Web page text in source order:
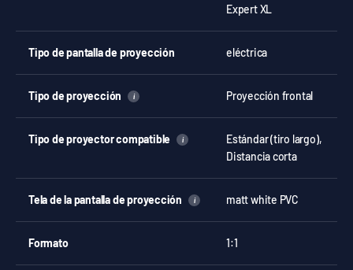
Expert XL
Tipo de pantalla de proyección eléctrica
Tipo de proyección i Proyección frontal
Tipo de proyector compatible i
Estándar (tiro largo),
Distancia corta
Tela de la pantalla de proyección i matt white PVC
Formato 1:1